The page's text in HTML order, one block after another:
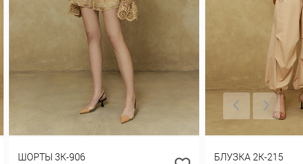
ШОРТЫ 3К-906 БЛУЗКА 2К-215